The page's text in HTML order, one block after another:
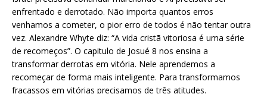
enfrentado e derrotado. Não importa quantos erros
venhamos a cometer, o pior erro de todos é não tentar outra
vez. Alexandre Whyte diz: “A vida cristã vitoriosa é uma série
de recomeços”. O capitulo de Josué 8 nos ensina a
transformar derrotas em vitória. Nele aprendemos a
recomeçar de forma mais inteligente. Para transformamos
fracassos em vitórias precisamos de três atitudes.